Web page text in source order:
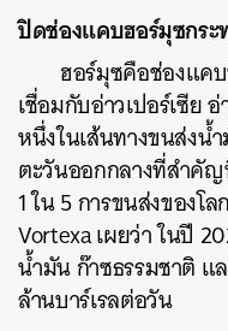
ปิดช่องแคบฮอร์มุซกระ
ฮอร์มุซคือช่องแค
เชื่อมกับอ่าวเปอร์เซีย
หนึ่งในเส้นทางขนส่งน้
ตะวันออกกลางที่สำคั
1 ใน 5 การขนส่งของโ
Vortexa เผยว่า ในปี
น้ำมัน ก๊าซธรรมชาติ แ
ล้านบาร์เรลต่อวัน